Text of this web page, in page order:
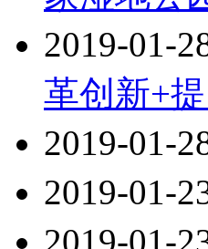
2019-01-
革创新+
2019-01-
2019-01-